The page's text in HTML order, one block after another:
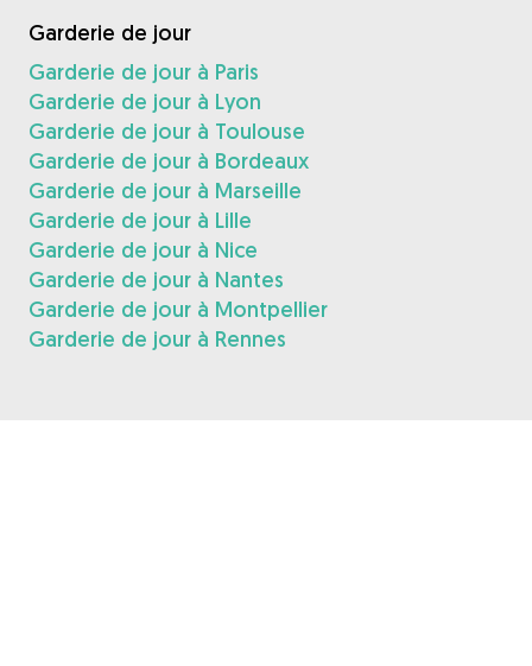
Garderie de jour
Garderie de jour à Paris
Garderie de jour à Lyon
Garderie de jour à Toulouse
Garderie de jour à Bordeaux
Garderie de jour à Marseille
Garderie de jour à Lille
Garderie de jour à Nice
Garderie de jour à Nantes
Garderie de jour à Montpellier
Garderie de jour à Rennes